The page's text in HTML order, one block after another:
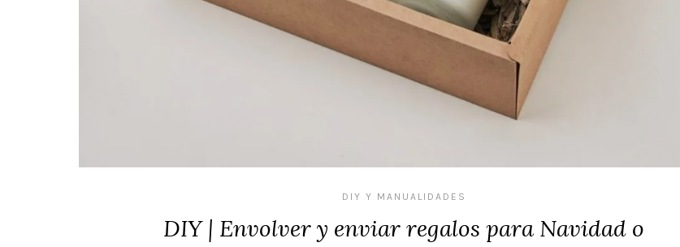
DIY Y MANUALIDADES
DIY | Envolver y enviar regalos para Navidad o